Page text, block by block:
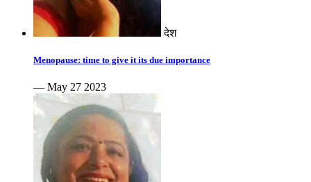
देश
Menopause: time to give it its due importance
— May 27 2023